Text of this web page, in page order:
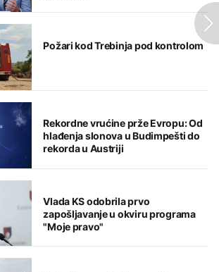
Požari kod Trebinja pod kontrolom
Rekordne vrućine prže Evropu: Od
hlađenja slonova u Budimpešti do
rekorda u Austriji
Vlada KS odobrila prvo
zapošljavanje u okviru programa
"Moje pravo"